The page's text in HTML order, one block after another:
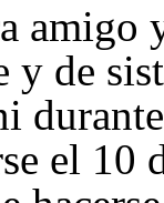
amigo
y de
el 10